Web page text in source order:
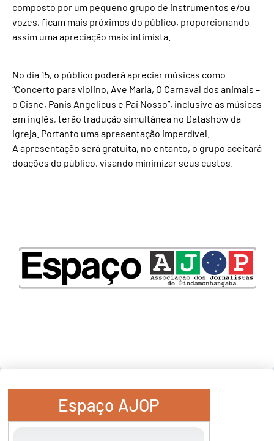
composto por um pequeno grupo de instrumentos e/ou
vozes, ficam mais próximos do público, proporcionando
assim uma apreciação mais intimista.
No dia 15, o público poderá apreciar músicas como
“Concerto para violino, Ave Maria, O Carnaval dos animais –
o Cisne, Panis Angelicus e Pai Nosso”, inclusive as músicas
em inglês, terão tradução simultânea no Datashow da
igreja. Portanto uma apresentação imperdível.
A apresentação será gratuita, no entanto, o grupo aceitará
doações do público, visando minimizar seus custos.
Espaço AJOP